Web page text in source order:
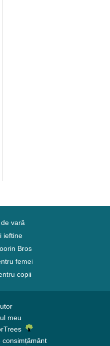
vară
ieftine
Bros
femei
copii
meu
consimțământ